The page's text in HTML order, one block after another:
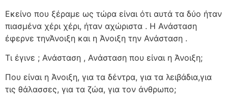
Εκείνο που ξέραμε ως τώρα είναι ότι αυτά τα δύο ήταν
πιασμένα χέρι χέρι, ήταν αχώριστα . Η Ανάσταση
έφερνε τηνΆνοιξη και η Άνοιξη την Ανάσταση .
Τι έγινε ; Ανάσταση , Ανάσταση που είναι η Άνοιξη;
Που είναι η Άνοιξη, για τα δέντρα, για τα λειβάδια,για
τις θάλασσες, για τα ζώα, για τον άνθρωπο;